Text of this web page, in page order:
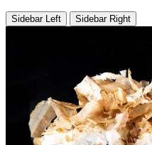
Sidebar Left Sidebar Right